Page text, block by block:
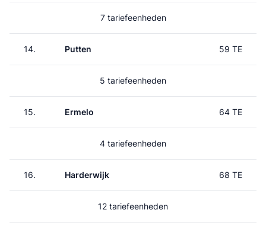
7 tariefeenheden
14. Putten 59 TE
5 tariefeenheden
15. Ermelo 64 TE
4 tariefeenheden
16. Harderwijk 68 TE
12 tariefeenheden